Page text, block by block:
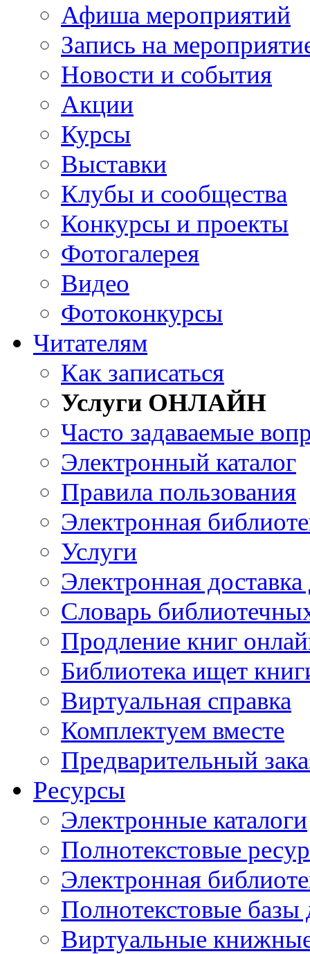
Афиша мероприятий
Запись на
Новости и события
Акции
Курсы
Выставки
Клубы и сообщества
Конкурсы и проекты
Фотогалерея
Видео
Фотоконкурсы
Читателям
Как записаться
Услуги ОНЛАЙН
Часто задаваемые
Электронный каталог
Правила пользования
Электронная
Услуги
Электронная
Словарь
Продление книг
Библиотека ищет
Виртуальная справка
Комплектуем вместе
Предварительный
Ресурсы
Электронные каталоги
Полнотекстовые
Электронная
Полнотекстовые
Виртуальные